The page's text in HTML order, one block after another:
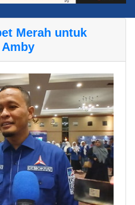
Merah untuk